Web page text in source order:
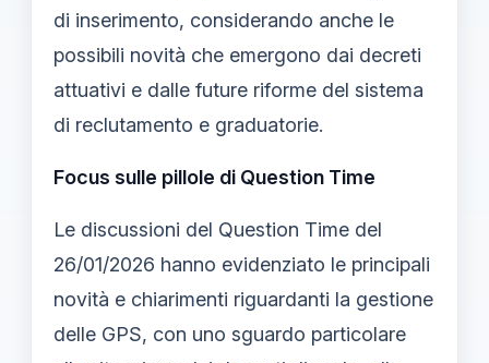
di inserimento, considerando anche le
possibili novità che emergono dai decreti
attuativi e dalle future riforme del sistema
di reclutamento e graduatorie.
Focus sulle pillole di Question Time
Le discussioni del Question Time del
26/01/2026 hanno evidenziato le principali
novità e chiarimenti riguardanti la gestione
delle GPS, con uno sguardo particolare